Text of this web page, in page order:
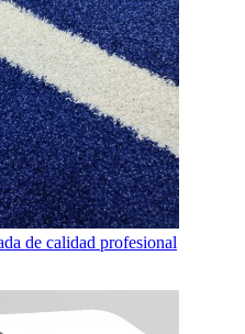
de calidad profesional